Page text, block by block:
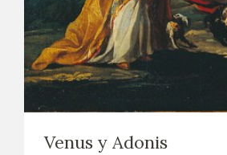
Venus y Adonis